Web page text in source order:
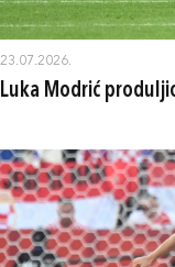
23.07.2026.
Luka Modrić